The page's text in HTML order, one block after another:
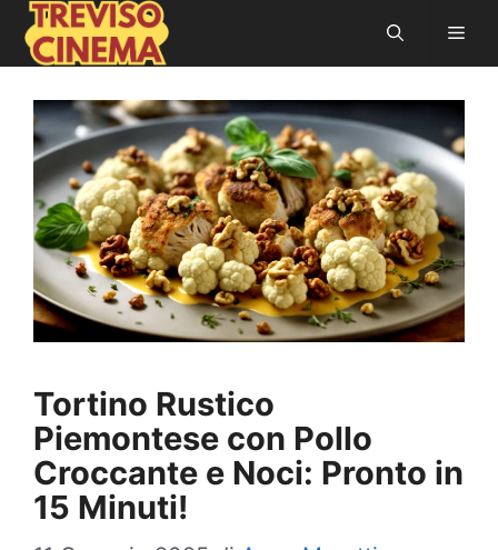
Vai
contenuto
Tortino Rustico
Piemontese con Pollo
Croccante e Noci: Pronto in
15 Minuti!